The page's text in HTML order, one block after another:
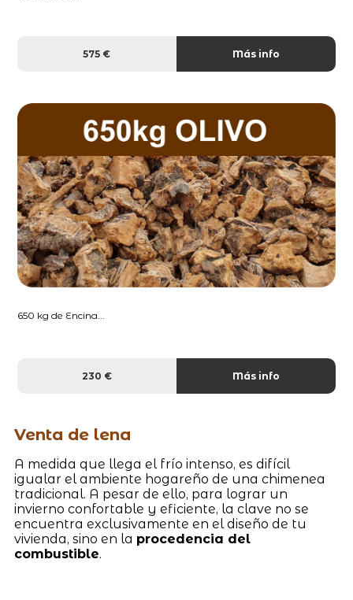
575 € Más info
650 kg de Encina...
230 € Más info
Venta de lena
A medida que llega el frío intenso, es difícil
igualar el ambiente hogareño de una chimenea
tradicional. A pesar de ello, para lograr un
invierno confortable y eficiente, la clave no se
encuentra exclusivamente en el diseño de tu
vivienda, sino en la procedencia del
combustible.